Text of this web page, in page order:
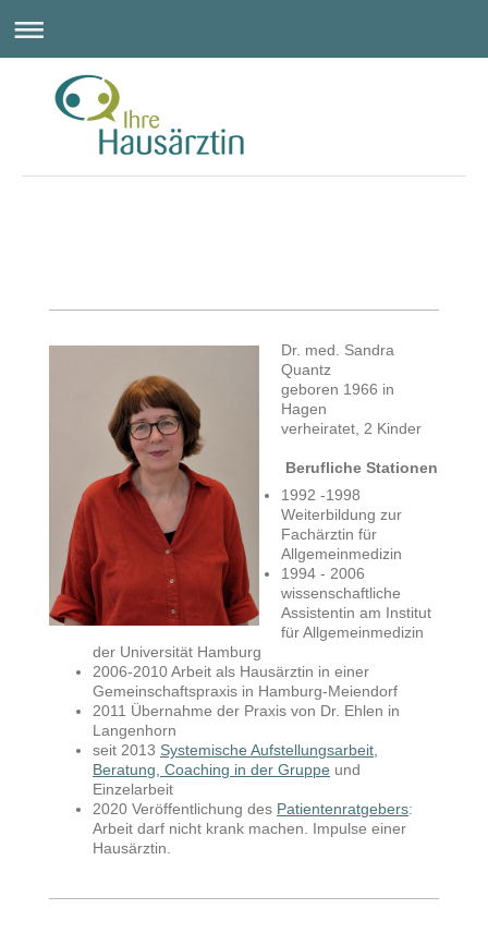
Dr. med. Sandra
Quantz
geboren 1966 in
Hagen
verheiratet, 2 Kinder
Berufliche Stationen
1992 -1998
Weiterbildung zur
Fachärztin für
Allgemeinmedizin
1994 - 2006
wissenschaftliche
Assistentin am Institut
für Allgemeinmedizin
der Universität Hamburg
2006-2010 Arbeit als Hausärztin in einer
Gemeinschaftspraxis in Hamburg-Meiendorf
2011 Übernahme der Praxis von Dr. Ehlen in
Langenhorn
seit 2013 Systemische Aufstellungsarbeit
Beratung, Coaching in der Gruppe und
Einzelarbeit
2020 Veröffentlichung des Patientenratgebers:
Arbeit darf nicht krank machen. Impulse einer
Hausärztin.